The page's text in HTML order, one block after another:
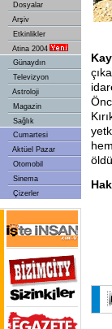
Dosyalar
Arşiv
Etkinlikler
Atina 2004
Günaydın
Televizyon
Astroloji
Magazin
Sağlık
Cumartesi
Aktüel Pazar
Otomobil
Sinema
Çizerler
öldü.